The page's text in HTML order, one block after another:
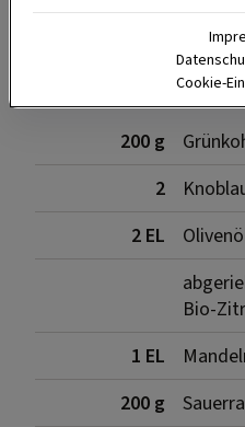
Für
200 g
2
2 EL
Bio-
1 EL
200 g
Cookie-